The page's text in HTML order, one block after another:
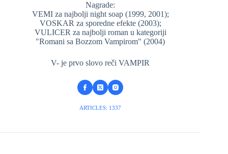
Nagrade:
VEMI za najbolji night soap (1999, 2001);
VOSKAR za sporedne efekte (2003);
VULICER za najbolji roman u kategoriji
"Romani sa Bozzom Vampirom" (2004)
V- je prvo slovo reči VAMPIR
ARTICLES: 1337